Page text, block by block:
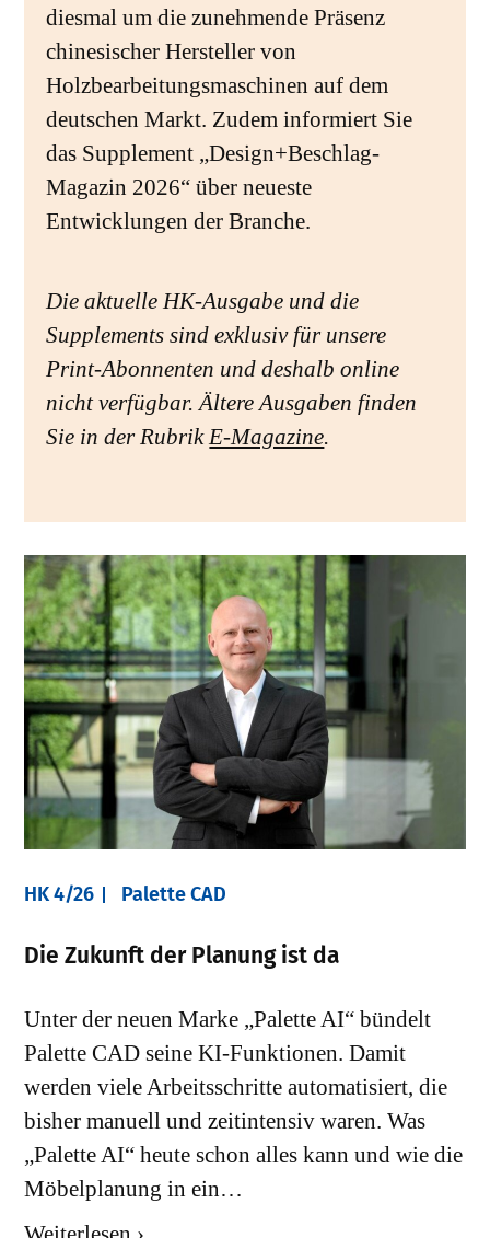
diesmal um die zunehmende Präsenz
chinesischer Hersteller von
Holzbearbeitungsmaschinen auf dem
deutschen Markt. Zudem informiert Sie
das Supplement „Design+Beschlag-
Magazin 2026“ über neueste
Entwicklungen der Branche.
Die aktuelle HK-Ausgabe und die
Supplements sind exklusiv für unsere
Print-Abonnenten und deshalb online
nicht verfügbar. Ältere Ausgaben finden
Sie in der RubrikE-Magazine.
HK 4/26 Palette CAD
Die Zukunft der Planung ist da
Unter der neuen Marke „Palette AI“ bündelt
Palette CAD seine KI-Funktionen. Damit
werden viele Arbeitsschritte automatisiert, die
bisher manuell und zeitintensiv waren. Was
„Palette AI“ heute schon alles kann und wie die
Möbelplanung in ein…